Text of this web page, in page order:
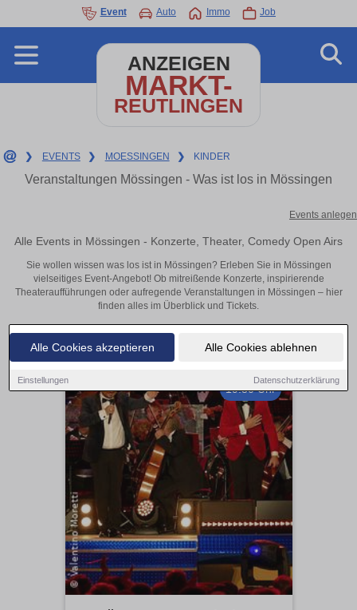
Alle Cookies akzeptieren Alle Cookies ablehnen
Einstellungen Datenschutzerklärung
Event Auto Immo Job
ANZEIGEN
MARKT-
REUTLINGEN
❯ EVENTS ❯ MOESSINGEN ❯ KINDER
Veranstaltungen Mössingen - Was ist los in Mössingen
Events anlegen
Alle Events in Mössingen - Konzerte, Theater, Comedy Open Airs
Sie wollen wissen was los ist in Mössingen? Erleben Sie in Mössingen
vielseitiges Event-Angebot! Ob mitreißende Konzerte, inspirierende
Theateraufführungen oder aufregende Veranstaltungen in Mössingen – hier
finden alles im Überblick und Tickets.
19:30 Uhr